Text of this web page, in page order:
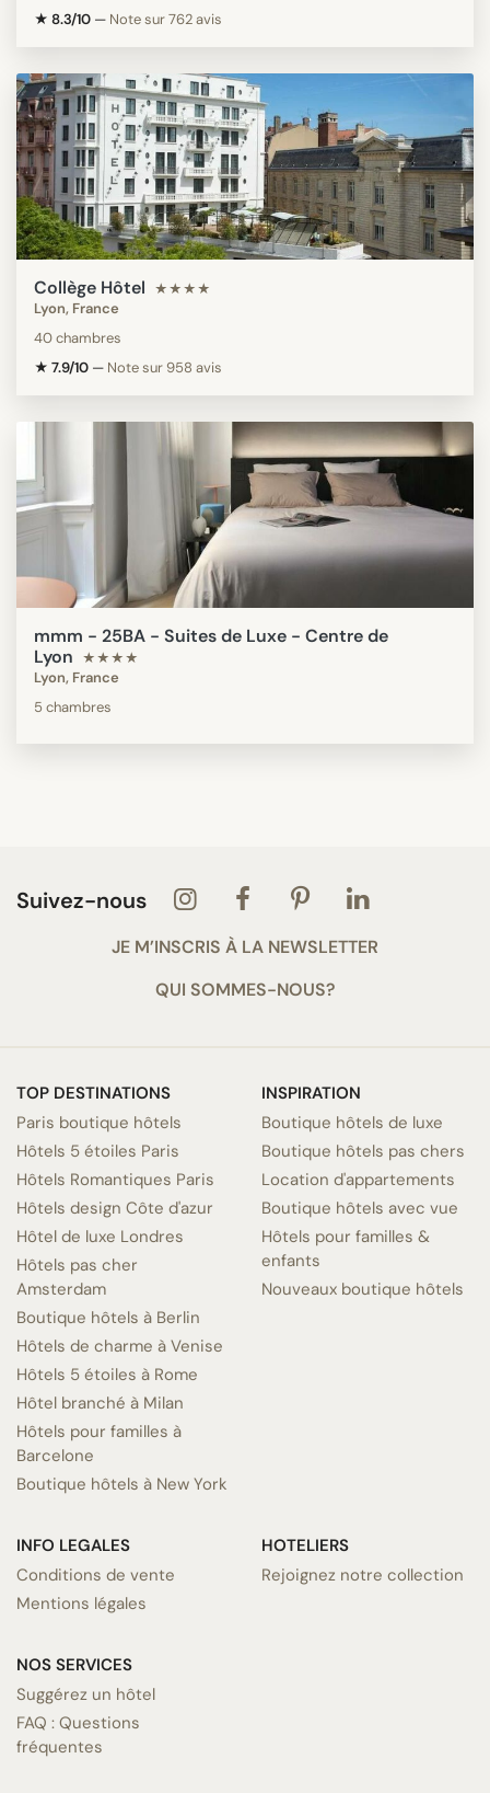
★ 8.3/10 — Note sur 762 avis
Collège Hôtel ★★★★
Lyon, France
40 chambres
★ 7.9/10 — Note sur 958 avis
mmm - 25BA - Suites de Luxe - Centre de
Lyon
★★★★
Lyon, France
5 chambres
Suivez-nous
JE M’INSCRIS À LA NEWSLETTER
QUI SOMMES-NOUS?
TOP DESTINATIONS
Paris boutique hôtels
Hôtels 5 étoiles Paris
Hôtels Romantiques Paris
Hôtels design Côte d'azur
Hôtel de luxe Londres
Hôtels pas cher
Amsterdam
Boutique hôtels à Berlin
Hôtels de charme à Venise
Hôtels 5 étoiles à Rome
Hôtel branché à Milan
Hôtels pour familles à
Barcelone
Boutique hôtels à New York
INSPIRATION
Boutique hôtels de luxe
Boutique hôtels pas chers
Location d'appartements
Boutique hôtels avec vue
Hôtels pour familles &
enfants
Nouveaux boutique hôtels
INFO LEGALES
Conditions de vente
Mentions légales
NOS SERVICES
Suggérez un hôtel
FAQ : Questions
fréquentes
HOTELIERS
Rejoignez notre collection